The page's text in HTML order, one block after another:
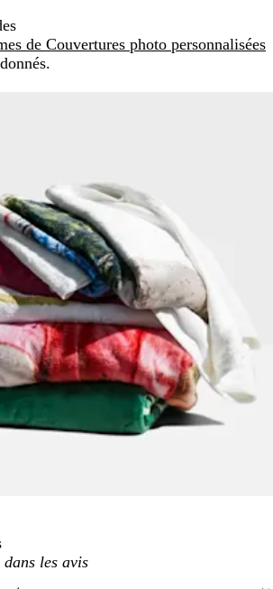
de Couvertures photo personnalisées